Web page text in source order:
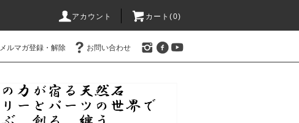
アカウント カート(0)
メルマガ登録・解除 お問い合わせ